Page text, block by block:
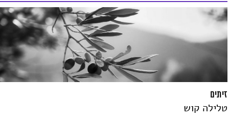
זיתים
טלילה קוש